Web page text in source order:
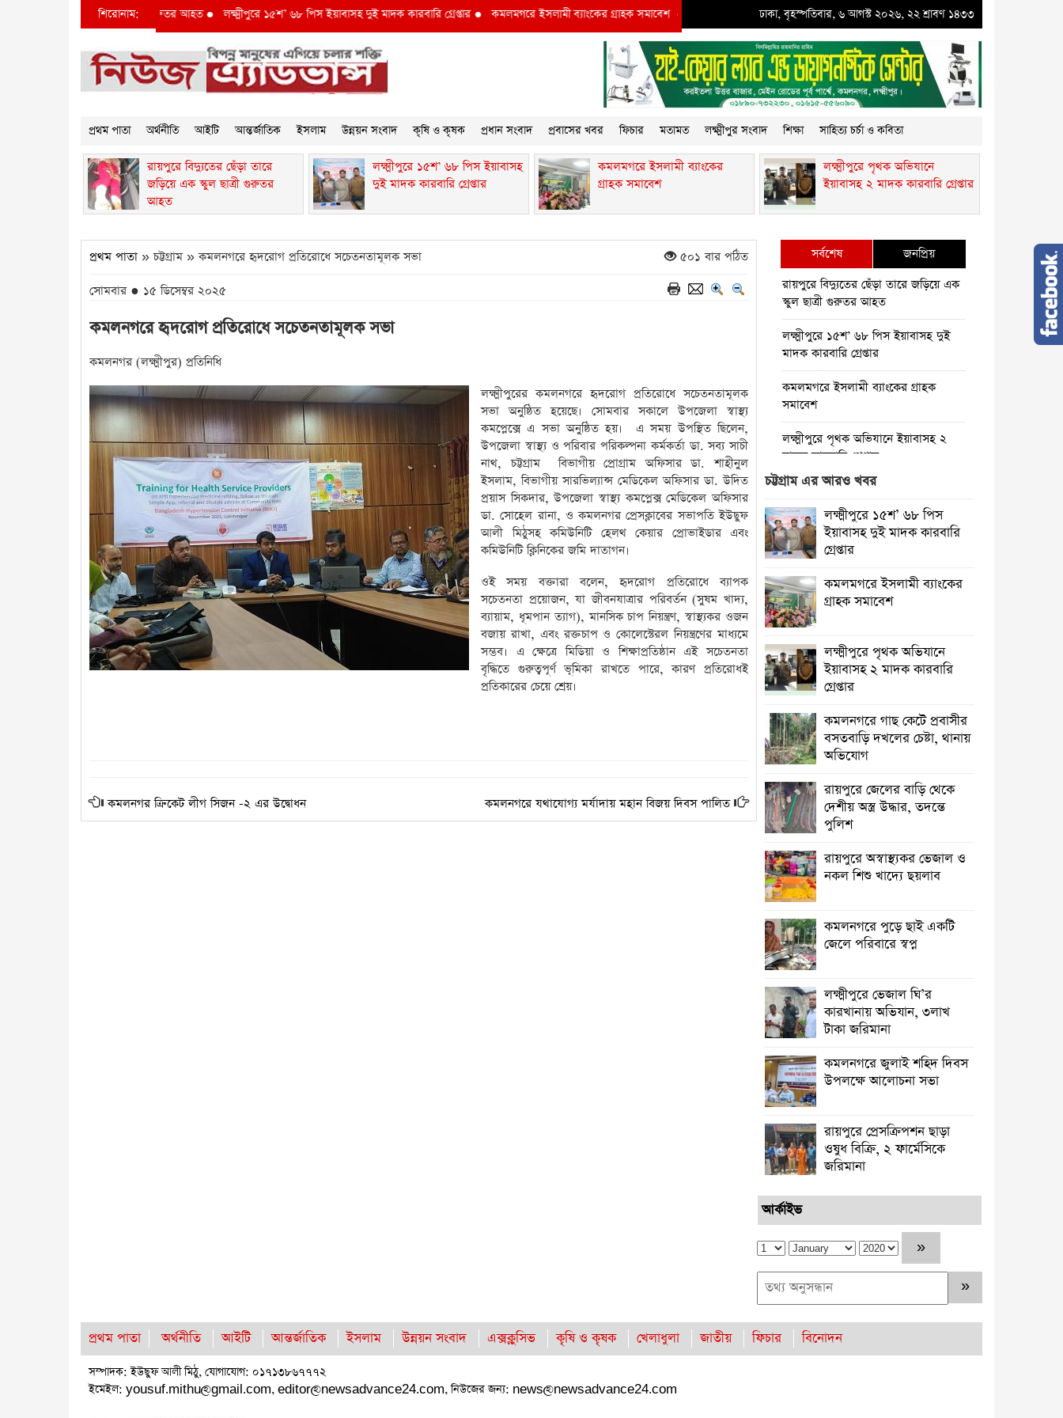
শিরোনাম:
তারে জড়িয়ে এক স্কুল ছাত্রী গুরুতর আহত●লক্ষ্মীপুরে ১৫শ’ ৬৮ পিস ইয়াবাসহ দুই মাদক কারবারি গ্রেপ্তার●কমলমগরে ইসলামী ব্যাংকের গ্রাহক সমাবেশ ‎●লক্ষ্মীপুরে পৃথক অভিযানে ইয়াবাসহ ২ মাদক কারবারি গ্রেপ্তার●কমলনগরে গাছ কেটে প্রবাসীর
ঢাকা, বৃহস্পতিবার, ৬ আগস্ট ২০২৬, ২২ শ্রাবণ ১৪৩৩
প্রথম পাতা অর্থনীতি আইটি আন্তর্জাতিক ইসলাম উন্নয়ন সংবাদ কৃষি ও কৃষক প্রধান সংবাদ প্রবাসের খবর ফিচার মতামত লক্ষ্মীপুর সংবাদ শিক্ষা সাহিত্য চর্চা ও কবিতা
রায়পুরে বিদ্যুতের ছেঁড়া তারে
জড়িয়ে এক স্কুল ছাত্রী গুরুতর
আহত
লক্ষ্মীপুরে ১৫শ’ ৬৮ পিস ইয়াবাসহ
দুই মাদক কারবারি গ্রেপ্তার
কমলমগরে ইসলামী ব্যাংকের
গ্রাহক সমাবেশ ‎
লক্ষ্মীপুরে পৃথক অভিযানে
ইয়াবাসহ ২ মাদক কারবারি গ্রেপ্তার
প্রথম পাতা » চট্টগ্রাম » কমলনগরে হৃদরোগ প্রতিরোধে সচেতনতামূলক সভা ‎ ‎ ৫০১ বার পঠিত
সোমবার ● ১৫ ডিসেম্বর ২০২৫
কমলনগরে হৃদরোগ প্রতিরোধে সচেতনতামূলক সভা ‎ ‎
কমলনগর (লক্ষ্মীপুর) প্রতিনিধি
‎লক্ষ্মীপুরের কমলনগরে হৃদরোগ প্রতিরোধে সচেতনতামূলক
সভা অনুষ্ঠিত হয়েছে। সোমবার সকালে উপজেলা স্বাস্থ্য
কমপ্লেক্সে এ সভা অনুষ্ঠিত হয়। এ সময় উপস্থিত ছিলেন,
উপজেলা স্বাস্থ্য ও পরিবার পরিকল্পনা কর্মকর্তা ডা. সব্য সাচী
নাথ, চট্টগ্রাম বিভাগীয় প্রোগ্রাম অফিসার ডা. শাহীনুল
ইসলাম, বিভাগীয় সারভিল্যান্স মেডিকেল অফিসার ডা. উদিত
প্রয়াস সিকদার, উপজেলা স্বাস্থ্য কমপ্লেক্স মেডিকেল অফিসার
ডা. সোহেল রানা, ও কমলনগর প্রেসক্লাবের সভাপতি ইউছুফ
আলী মিঠুসহ কমিউনিটি হেলথ কেয়ার প্রোভাইডার এবং
কমিউনিটি ক্লিনিকের জমি দাতাগন।
‎ওই সময় বক্তারা বলেন, হৃদরোগ প্রতিরোধে ব্যাপক
সচেতনতা প্রয়োজন, যা জীবনযাত্রার পরিবর্তন (সুষম খাদ্য,
ব্যায়াম, ধূমপান ত্যাগ), মানসিক চাপ নিয়ন্ত্রণ, স্বাস্থ্যকর ওজন
বজায় রাখা, এবং রক্তচাপ ও কোলেস্টেরল নিয়ন্ত্রণের মাধ্যমে
সম্ভব। এ ক্ষেত্রে মিডিয়া ও শিক্ষাপ্রতিষ্ঠান এই সচেতনতা
বৃদ্ধিতে গুরুত্বপূর্ণ ভূমিকা রাখতে পারে, কারণ প্রতিরোধই
প্রতিকারের চেয়ে শ্রেয়।
কমলনগর ক্রিকেট লীগ সিজন -২ এর উদ্বোধন কমলনগরে যথাযোগ্য মর্যাদায় মহান বিজয় দিবস পালিত
সর্বশেষ
জনপ্রিয়
রায়পুরে বিদ্যুতের ছেঁড়া তারে জড়িয়ে এক
স্কুল ছাত্রী গুরুতর আহত
লক্ষ্মীপুরে ১৫শ’ ৬৮ পিস ইয়াবাসহ দুই
মাদক কারবারি গ্রেপ্তার
কমলমগরে ইসলামী ব্যাংকের গ্রাহক
সমাবেশ ‎
লক্ষ্মীপুরে পৃথক অভিযানে ইয়াবাসহ ২
মাদক কারবারি গ্রেপ্তার
কমলনগরে গাছ কেটে প্রবাসীর বসতবাড়ি
‎দখলের চেষ্টা, থানায় অভিযোগ
রায়পুরে জেলের বাড়ি থেকে দেশীয় অস্ত্র
উদ্ধার, তদন্তে পুলিশ
রায়পুরে অস্বাস্থ্যকর ভেজাল ও নকল শিশু
খাদ্যে ছয়লাব
কমলনগরে পুড়ে ছাই একটি জেলে
পরিবারে স্বপ্ন
লক্ষ্মীপুরে ভেজাল ঘি’র কারখানায়
অভিযান, ৩লাখ টাকা জরিমানা
কমলনগরে জুলাই শহিদ দিবস উপলক্ষে
আলোচনা সভা
রায়পুরে প্রেসক্রিপশন ছাড়া ওষুধ বিক্রি, ২
ফার্মেসিকে জরিমানা ‎
তিন বছরেও শেষ হয়নি রায়পুর পৌরসভার
ড্রেনেজ নির্মান কাজ, ভোগান্তি
আমার ঘরের ডাক্তার ও বিপদের বন্ধু ডা.
আমান
কমলনগরে আওয়ামী লীগ নেতার
জামায়াতে যোগদান ‎
সলিমুল্লাহ খানকে ঘিরে বিতর্ক:
সমালোচনা, প্রতিহিংসা নাকি
পারশ্রীকাতরতা?
চট্টগ্রাম এর আরও খবর
লক্ষ্মীপুরে ১৫শ’ ৬৮ পিস
ইয়াবাসহ দুই মাদক কারবারি
গ্রেপ্তার
কমলমগরে ইসলামী ব্যাংকের
গ্রাহক সমাবেশ ‎
লক্ষ্মীপুরে পৃথক অভিযানে
ইয়াবাসহ ২ মাদক কারবারি
গ্রেপ্তার
কমলনগরে গাছ কেটে প্রবাসীর
বসতবাড়ি ‎দখলের চেষ্টা, থানায়
অভিযোগ
রায়পুরে জেলের বাড়ি থেকে
দেশীয় অস্ত্র উদ্ধার, তদন্তে
পুলিশ
রায়পুরে অস্বাস্থ্যকর ভেজাল ও
নকল শিশু খাদ্যে ছয়লাব
কমলনগরে পুড়ে ছাই একটি
জেলে পরিবারে স্বপ্ন
লক্ষ্মীপুরে ভেজাল ঘি’র
কারখানায় অভিযান, ৩লাখ
টাকা জরিমানা
কমলনগরে জুলাই শহিদ দিবস
উপলক্ষে আলোচনা সভা
রায়পুরে প্রেসক্রিপশন ছাড়া
ওষুধ বিক্রি, ২ ফার্মেসিকে
জরিমানা ‎
আর্কাইভ
প্রথম পাতা অর্থনীতি আইটি আন্তর্জাতিক ইসলাম উন্নয়ন সংবাদ এক্সক্লুসিভ কৃষি ও কৃষক খেলাধুলা জাতীয় ফিচার বিনোদন
সম্পাদক: ইউছুফ আলী মিঠু, যোগাযোগ: ০১৭১৩৮৬৭৭৭২
ইমেইল: yousuf.mithu@gmail.com, editor@newsadvance24.com, নিউজের জন্য: news@newsadvance24.com